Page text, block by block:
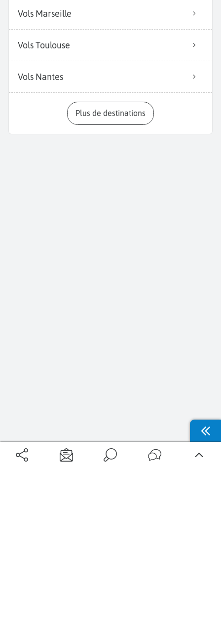
Vols Marseille
Vols Toulouse
Vols Nantes
Plus de destinations